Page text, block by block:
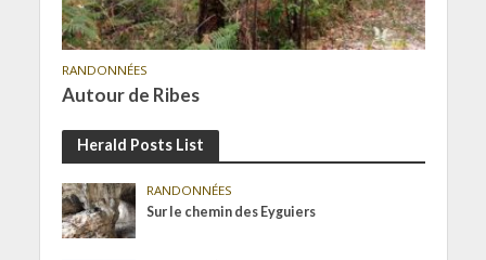
RANDONNÉES
Autour de Ribes
Herald Posts List
RANDONNÉES
Sur le chemin des Eyguiers